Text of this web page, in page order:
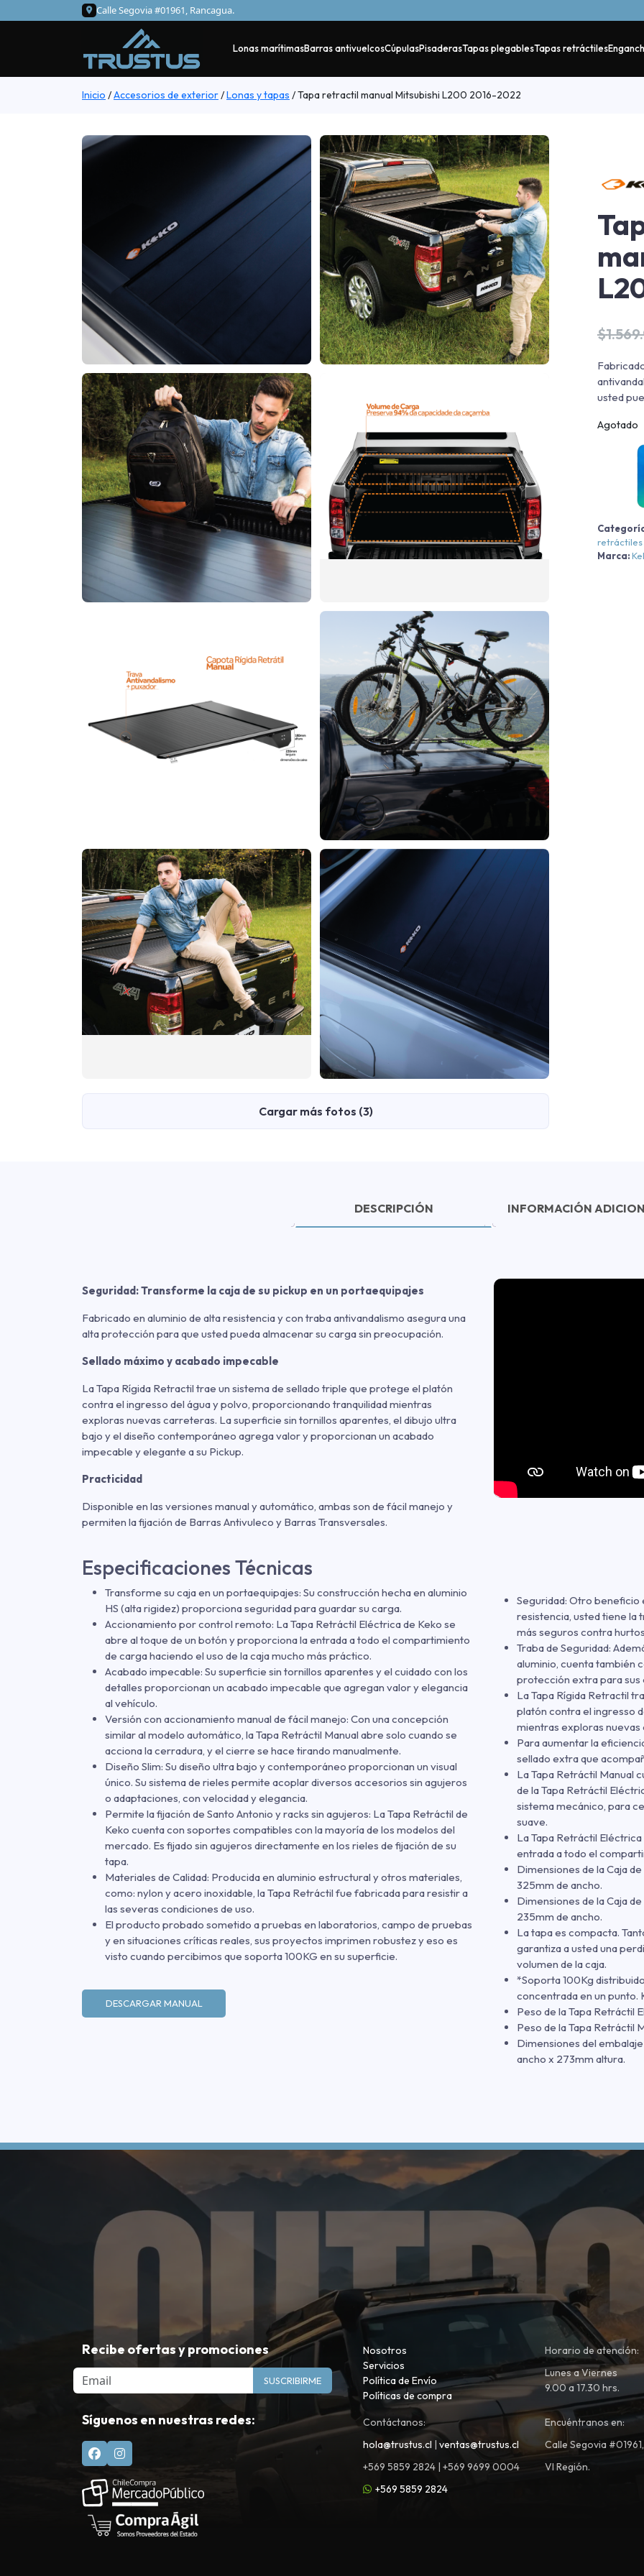
Calle Segovia #01961, Rancagua.
Lonas marítimasBarras antivuelcosCúpulasPisaderasTapas plegablesTapas retráctiles
Inicio /Accesorios de exterior/Lonas y tapas /Tapa retractil manual Mitsubishi L200 2016-2022
Cargar más fotos (3)
$
usted
Agotado
retráctiles
Marca:
DESCRIPCIÓN INFORMACIÓN
Seguridad: Transforme la caja de su pickup en un portaequipajes
Fabricado en aluminio de alta resistencia y con traba antivandalismo asegura una
alta protección para que usted pueda almacenar su carga sin preocupación.
Sellado máximo y acabado impecable
La Tapa Rígida Retractil trae un sistema de sellado triple que protege el platón
contra el ingresso del água y polvo, proporcionando tranquilidad mientras
exploras nuevas carreteras. La superficie sin tornillos aparentes, el dibujo ultra
bajo y el diseño contemporáneo agrega valor y proporcionan un acabado
impecable y elegante a su Pickup.
Practicidad
Disponible en las versiones manual y automático, ambas son de fácil manejo y
permiten la fijación de Barras Antivuleco y Barras Transversales.
Especificaciones Técnicas
Transforme su caja en un portaequipajes: Su construcción hecha en aluminio
HS (alta rigidez) proporciona seguridad para guardar su carga.
Accionamiento por control remoto: La Tapa Retráctil Eléctrica de Keko se
abre al toque de un botón y proporciona la entrada a todo el compartimiento
de carga haciendo el uso de la caja mucho más práctico.
Acabado impecable: Su superficie sin tornillos aparentes y el cuidado con los
detalles proporcionan un acabado impecable que agregan valor y elegancia
al vehículo.
Versión con accionamiento manual de fácil manejo: Con una concepción
similar al modelo automático, la Tapa Retráctil Manual abre solo cuando se
acciona la cerradura, y el cierre se hace tirando manualmente.
Diseño Slim: Su diseño ultra bajo y contemporáneo proporcionan un visual
único. Su sistema de rieles permite acoplar diversos accesorios sin agujeros
o adaptaciones, con velocidad y elegancia.
Permite la fijación de Santo Antonio y racks sin agujeros: La Tapa Retráctil de
Keko cuenta con soportes compatibles con la mayoría de los modelos del
mercado. Es fijado sin agujeros directamente en los rieles de fijación de su
tapa.
Materiales de Calidad: Producida en aluminio estructural y otros materiales,
como: nylon y acero inoxidable, la Tapa Retráctil fue fabricada para resistir a
las severas condiciones de uso.
El producto probado sometido a pruebas en laboratorios, campo de pruebas
y en situaciones críticas reales, sus proyectos imprimen robustez y eso es
visto cuando percibimos que soporta 100KG en su superficie.
DESCARGAR MANUAL
Seguridad: Otro beneficio
resistencia, usted tiene la
más seguros contra
Traba de Seguridad:
aluminio, cuenta también
protección extra para sus
La Tapa Rígida Retractil
platón contra el ingresso
mientras exploras
Para aumentar la
sellado extra que
La Tapa Retráctil Manual
de la Tapa Retráctil
sistema mecánico, para
suave.
La Tapa Retráctil
entrada a todo el
Dimensiones de la Caja
325mm de ancho.
Dimensiones de la Caja
235mm de ancho.
La tapa es compacta.
garantiza a usted una
volumen de la caja.
*Soporta 100Kg
concentrada en un punto.
Peso de la Tapa Retráctil
Peso de la Tapa Retráctil
Dimensiones del
ancho x 273mm altura.
Recibe ofertas y promociones
Email SUSCRIBIRME
Síguenos en nuestras redes:
Nosotros
Servicios
Política de Envío
Políticas de compra
Horario de atención:
Lunes a Viernes
9.00 a 17.30 hrs.
Contáctanos:
hola@trustus.cl | ventas@trustus.cl
+569 5859 2824 | +569 9699 0004
+569 5859 2824
Encuéntranos en:
Calle Segovia
VI Región.